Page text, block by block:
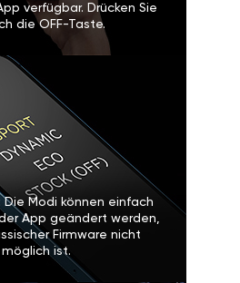
verfügbar. Drücken Sie
die OFF-Taste.
Die Modi können einfach
App geändert werden,
Firmware nicht
möglich ist.